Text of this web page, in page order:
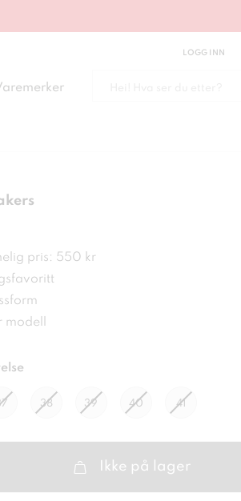
LOGG INN
pris: 550 kr
38 39 40 41
Ikke på lager